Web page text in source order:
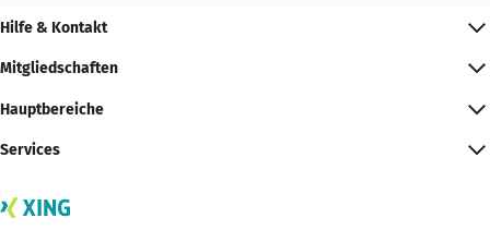
Hilfe & Kontakt
Mitgliedschaften
Hauptbereiche
Services